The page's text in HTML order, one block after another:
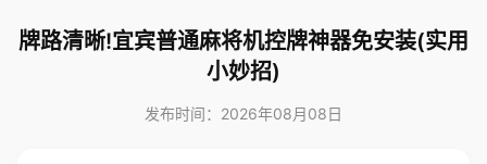
牌路清晰!宜宾普通麻将机控牌神器免安装(实用
小妙招)
发布时间：2026年08月08日